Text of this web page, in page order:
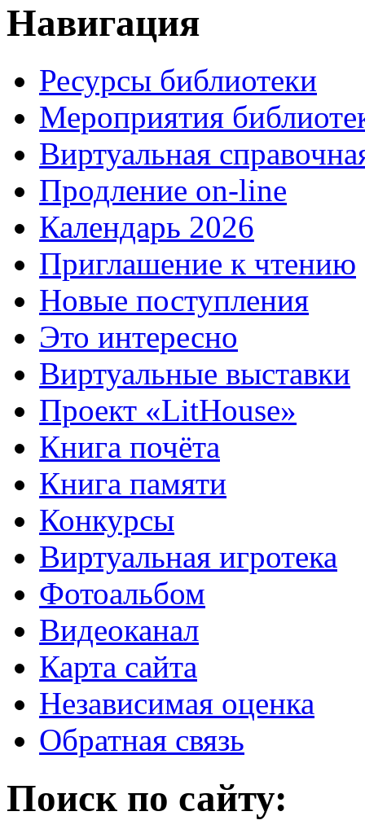
Навигация
Ресурсы библиотеки
Мероприятия
Виртуальная
Продление on-line
Календарь 2026
Приглашение к чтению
Новые поступления
Это интересно
Виртуальные выставки
Проект «LitHouse»
Книга почёта
Книга памяти
Конкурсы
Виртуальная игротека
Фотоальбом
Видеоканал
Карта сайта
Независимая оценка
Обратная связь
Поиск по сайту: